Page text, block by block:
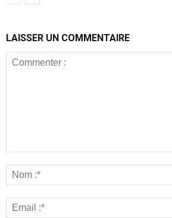
LAISSER UN COMMENTAIRE